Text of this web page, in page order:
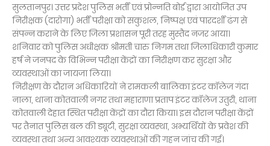
सुलतानपुर। उत्तर प्रदेश पुलिस भर्ती एवं प्रोन्नति बोर्ड द्वारा आयोजित उप
निरीक्षक (दारोगा) भर्ती परीक्षा को सकुशल, निष्पक्ष एवं पारदर्शी ढंग से
संपन्न कराने के लिए जिला प्रशासन पूरी तरह मुस्तैद नजर आया।
शनिवार को पुलिस अधीक्षक श्रीमती चारु निगम तथा जिलाधिकारी कुमार
हर्ष ने जनपद के विभिन्न परीक्षा केंद्रों का निरीक्षण कर सुरक्षा और
व्यवस्थाओं का जायजा लिया।
निरीक्षण के दौरान अधिकारियों ने रामकली बालिका इंटर कॉलेज गंदा
नाला, थाना कोतवाली नगर तथा महाराणा प्रताप इंटर कॉलेज उतुरी, थाना
कोतवाली देहात स्थित परीक्षा केंद्रों का दौरा किया। इस दौरान परीक्षा केंद्रों
पर तैनात पुलिस बल की ड्यूटी, सुरक्षा व्यवस्था, अभ्यर्थियों के प्रवेश की
व्यवस्था तथा अन्य आवश्यक व्यवस्थाओं की गहन जांच की गई।